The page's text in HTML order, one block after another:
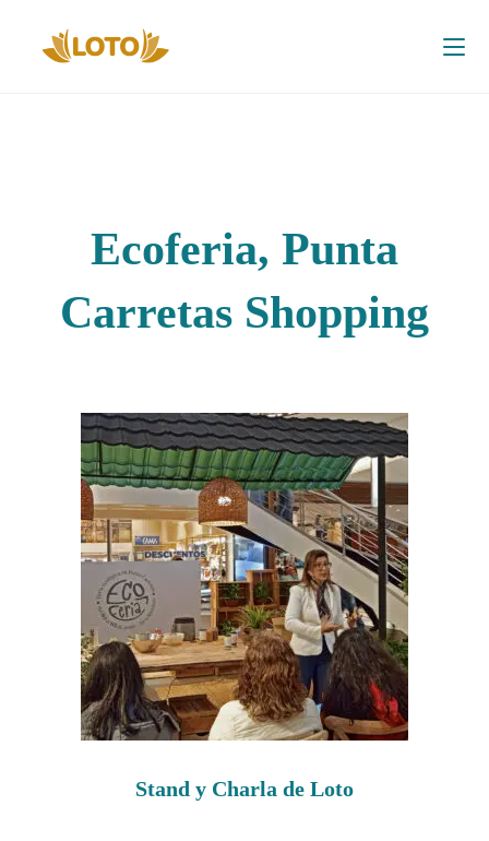
Ecoferia, Punta
Carretas Shopping
Stand y Charla de Loto